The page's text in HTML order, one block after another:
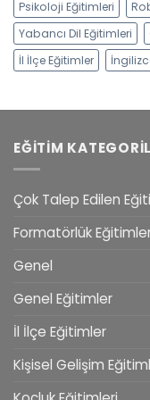
Psikoloji Eğitimleri
Yabancı Dil Eğitimleri
İl İlçe Eğitimler
EĞITIM
Çok Talep Edilen
Formatörlük
Genel
Genel Eğitimler
İl İlçe Eğitimler
Kişisel Gelişim